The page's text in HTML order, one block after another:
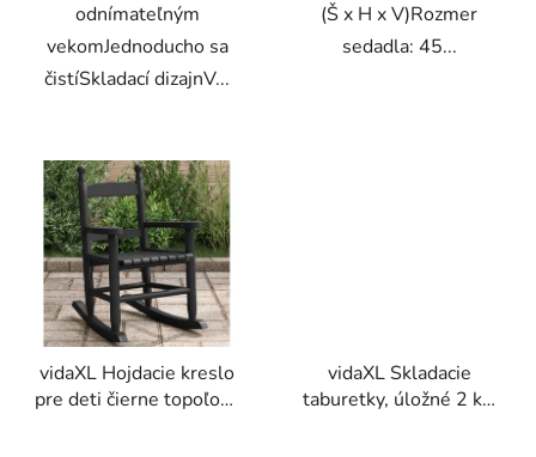
odnímateľným
vekomJednoducho sa
čistíSkladací dizajnV...
(Š x H x V)Rozmer
sedadla: 45...
vidaXL Hojdacie kreslo
pre deti čierne topoľový
vidaXL Skladacie
taburetky, úložné 2 ks,